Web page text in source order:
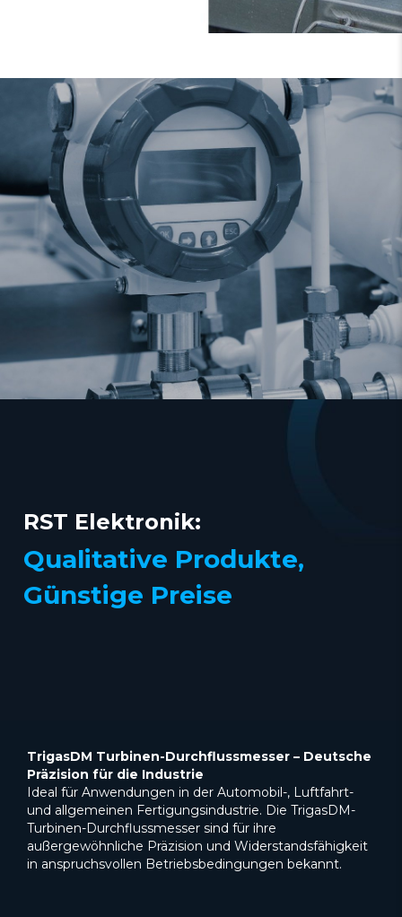
RST Elektronik:
Qualitative Produkte,
Günstige Preise
TrigasDM Turbinen-Durchflussmesser – Deutsche
Präzision für die Industrie
Ideal für Anwendungen in der Automobil-, Luftfahrt-
und allgemeinen Fertigungsindustrie. Die TrigasDM-
Turbinen-Durchflussmesser sind für ihre
außergewöhnliche Präzision und Widerstandsfähigkeit
in anspruchsvollen Betriebsbedingungen bekannt.